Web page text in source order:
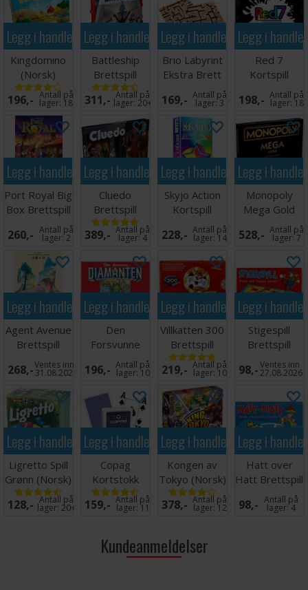
Legg i handlekurven
Kingdomino
(Norsk)
Brettspill
196,- Antall på
lager: 18
Legg i handlekurven
Battleship
Brettspill
311,- Antall på
lager:20+
Legg i handlekurven
Brio Labyrint
Ekstra Brett
(2 stk)
169,- Antall på
lager:3
Legg i
Red 7
Kortspill
198,- Antall på
lager: 18
Legg i handlekurven
Port Royal Big
Box Brettspill
260,- Antall på
lager:2
Legg i handlekurven
Cluedo
Brettspill
389,- Antall på
lager:4
Legg i handlekurven
Skyjo Action
Kortspill
228,- Antall på
lager: 14
Legg i
Monopoly
Mega Gold
Edition
Brettspill
528,- Antall på
lager:7
Legg i handlekurven
Agent Avenue
Brettspill
268,-Ventes inn
31.08.2026
Legg i handlekurven
Den
Forsvunne
Diamanten
Brettspill
196,- Antall på
lager: 10
Legg i handlekurven
Villkatten 300
Brettspill
219,- Antall på
lager: 10
Legg i
Stigespill
Brettspill
98,-Ventes inn
27.08.2026
Legg i handlekurven
Ligretto Spill
Grønn (Norsk)
128,- Antall på
lager: 20+
Legg i handlekurven
Copag
Kortstokk
Pokersize Blå
100% Plast
159,- Antall på
lager: 11
Legg i handlekurven
Kongen av
Tokyo (Norsk)
Brettspill
378,- Antall på
lager: 12
Legg i
Hatt over
Hatt Brettspill
98,- Antall på
lager:4
Kundeanmeldelser